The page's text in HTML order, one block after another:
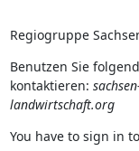
Regiogruppe
Benutzen Sie
kontaktieren:
landwirtschaft.org
You have to sign in